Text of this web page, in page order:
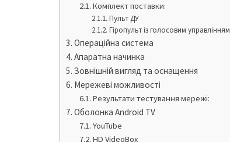
Комплект поставки:
Пульт ДУ
Гіропульт із голосовим управлінням
Операційна система
Апаратна начинка
Зовнішній вигляд та оснащення
Мережеві можливості
Результати тестування мережі:
Оболонка Android TV
YouTube
HD VideoBox